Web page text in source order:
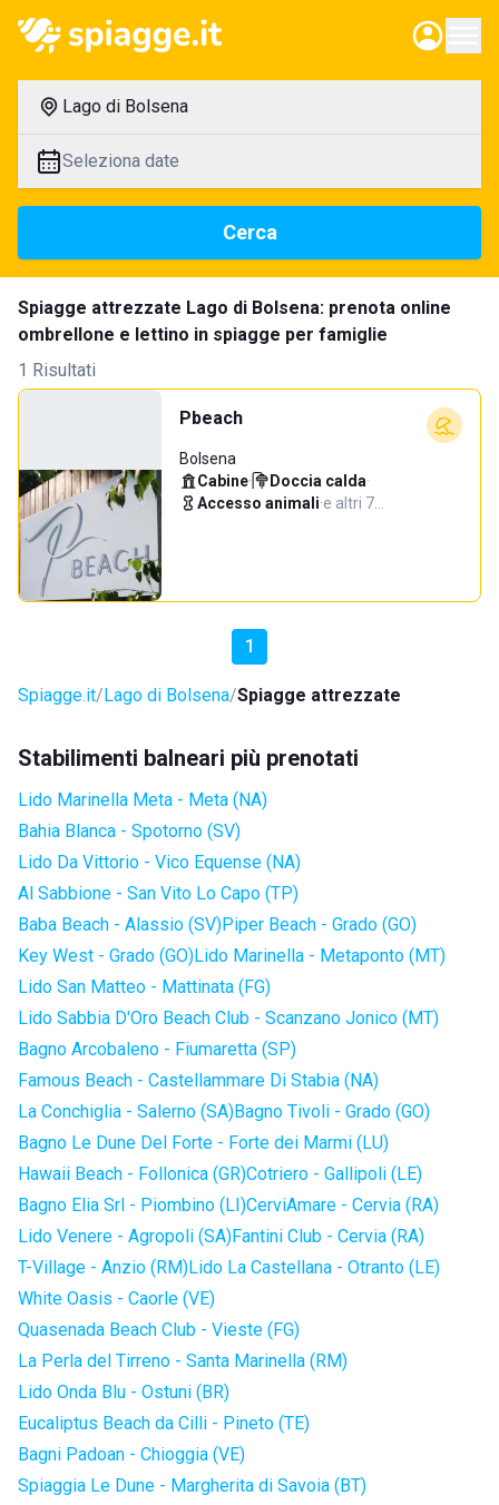
Lago di Bolsena
Seleziona date
Cerca
Spiagge attrezzate Lago di Bolsena: prenota online
ombrellone e lettino in spiagge per famiglie
1 Risultati
Pbeach
Bolsena
Cabine· Doccia calda·
Accesso animali·e altri 7…
1
Spiagge.it Lago di Bolsena Spiagge attrezzate
Stabilimenti balneari più prenotati
Lido Marinella Meta - Meta (NA)
Bahia Blanca - Spotorno (SV)
Lido Da Vittorio - Vico Equense (NA)
Al Sabbione - San Vito Lo Capo (TP)
Baba Beach - Alassio (SV)Piper Beach - Grado (GO)
Key West - Grado (GO)Lido Marinella - Metaponto (MT)
Lido San Matteo - Mattinata (FG)
Lido Sabbia D'Oro Beach Club - Scanzano Jonico (MT)
Bagno Arcobaleno - Fiumaretta (SP)
Famous Beach - Castellammare Di Stabia (NA)
La Conchiglia - Salerno (SA)Bagno Tivoli - Grado (GO)
Bagno Le Dune Del Forte - Forte dei Marmi (LU)
Hawaii Beach - Follonica (GR)Cotriero - Gallipoli (LE)
Bagno Elia Srl - Piombino (LI)CerviAmare - Cervia (RA)
Lido Venere - Agropoli (SA)Fantini Club - Cervia (RA)
T-Village - Anzio (RM)Lido La Castellana - Otranto (LE)
White Oasis - Caorle (VE)
Quasenada Beach Club - Vieste (FG)
La Perla del Tirreno - Santa Marinella (RM)
Lido Onda Blu - Ostuni (BR)
Eucaliptus Beach da Cilli - Pineto (TE)
Bagni Padoan - Chioggia (VE)
Spiaggia Le Dune - Margherita di Savoia (BT)